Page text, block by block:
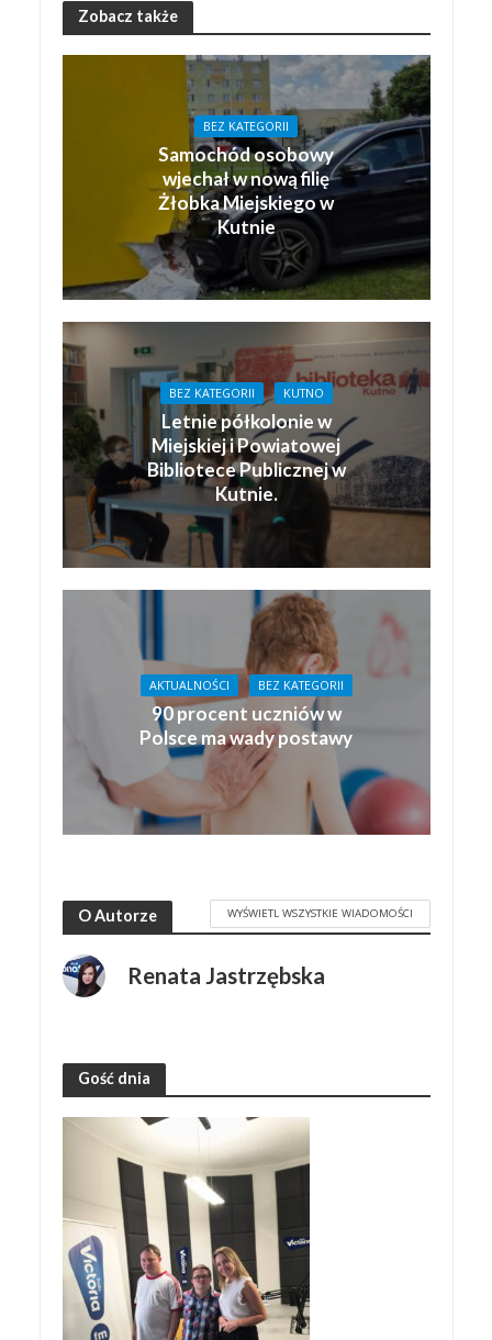
Zobacz także
BEZ KATEGORII
Samochód osobowy
wjechał w nową filię
Żłobka Miejskiego w
Kutnie
BEZ KATEGORII KUTNO
Letnie półkolonie w
Miejskiej i Powiatowej
Bibliotece Publicznej w
Kutnie.
AKTUALNOŚCI BEZ KATEGORII
90 procent uczniów w
Polsce ma wady postawy
O Autorze WYŚWIETL WSZYSTKIE WIADOMOŚCI
Renata Jastrzębska
Gość dnia